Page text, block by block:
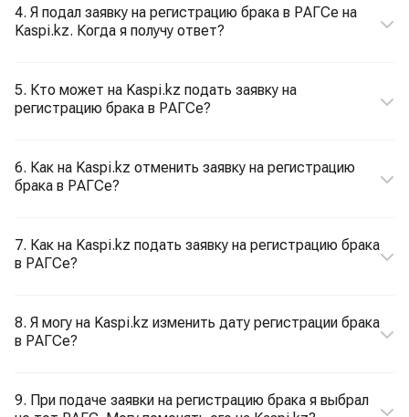
4. Я подал заявку на регистрацию брака в РАГСе на
Kaspi.kz. Когда я получу ответ?
5. Кто может на Kaspi.kz подать заявку на
регистрацию брака в РАГСе?
6. Как на Kaspi.kz отменить заявку на регистрацию
брака в РАГСе?
7. Как на Kaspi.kz подать заявку на регистрацию брака
в РАГСе?
8. Я могу на Kaspi.kz изменить дату регистрации брака
в РАГСе?
9. При подаче заявки на регистрацию брака я выбрал